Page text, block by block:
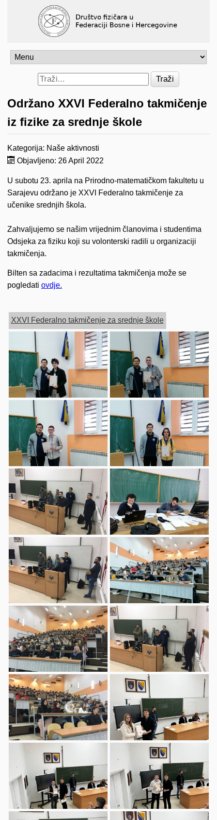
Traži
Održano XXVI Federalno takmičenje
iz fizike za srednje škole
Kategorija: Naše aktivnosti
Objavljeno: 26 April 2022
U subotu 23. aprila na Prirodno-matematičkom fakultetu u
Sarajevu održano je XXVI Federalno takmičenje za
učenike srednjih škola.
Zahvaljujemo se našim vrijednim članovima i studentima
Odsjeka za fiziku koji su volonterski radili u organizaciji
takmičenja.
Bilten sa zadacima i rezultatima takmičenja može se
pogledati ovdje.
XXVI Federalno takmičenje za srednje škole